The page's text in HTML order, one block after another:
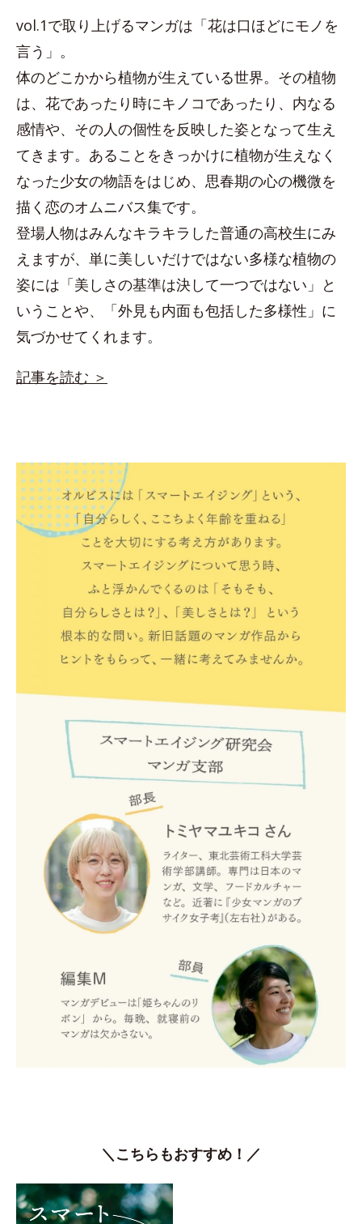
vol.1で取り上げるマンガは「花は口ほどにモノを
言う」。
体のどこかから植物が生えている世界。その植物
は、花であったり時にキノコであったり、内なる
感情や、その人の個性を反映した姿となって生え
てきます。あることをきっかけに植物が生えなく
なった少女の物語をはじめ、思春期の心の機微を
描く恋のオムニバス集です。
登場人物はみんなキラキラした普通の高校生にみ
えますが、単に美しいだけではない多様な植物の
姿には「美しさの基準は決して一つではない」と
いうことや、「外見も内面も包括した多様性」に
気づかせてくれます。
記事を読む ＞
＼こちらもおすすめ！／